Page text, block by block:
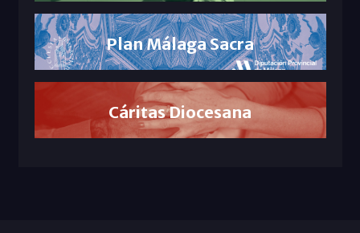
Plan Málaga Sacra
Cáritas Diocesana